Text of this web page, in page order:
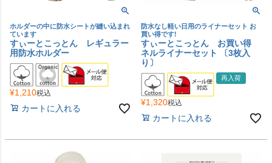
ホルダーの中に防水シートが縫い込まれ
ています
すぃーとこっとん レギュラー
用防水ホルダー
¥1,210税込
カートに入れる
防水なし軽い日用のライナーセット お
買い得です!
すぃーとこっとん お買い得
ネルライナーセット 〔3枚入
り〕
再入荷
¥1,320税込
カートに入れる